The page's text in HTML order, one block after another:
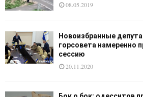
08.05.2019
Новоизбранные
горсовета намеренно
сессию
20.11.2020